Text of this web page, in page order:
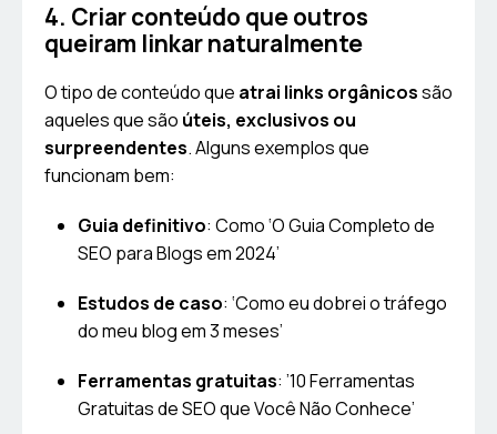
4. Criar conteúdo que outros
queiram linkar naturalmente
O tipo de conteúdo que atrai links orgânicossão
aqueles que são úteis, exclusivos ou
surpreendentes. Alguns exemplos que
funcionam bem:
Guia definitivo: Como ‘O Guia Completo de
SEO para Blogs em 2024’
Estudos de caso: ‘Como eu dobrei o tráfego
do meu blog em 3 meses’
Ferramentas gratuitas: ’10 Ferramentas
Gratuitas de SEO que Você Não Conhece’